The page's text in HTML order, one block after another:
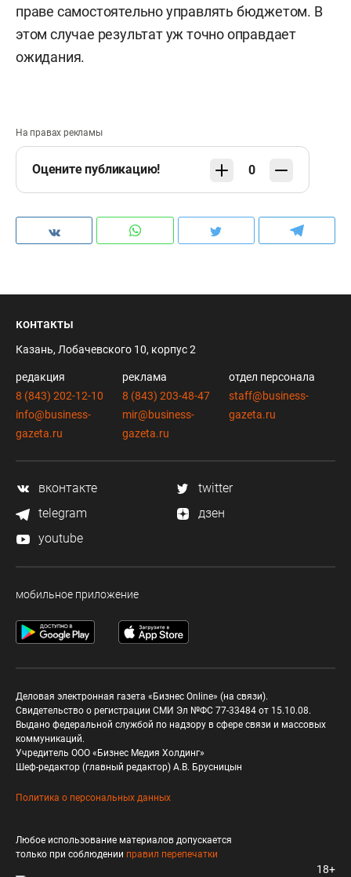
праве самостоятельно управлять бюджетом. В
этом случае результат уж точно оправдает
ожидания.
На правах рекламы
Оцените публикацию! 0
контакты
Казань, Лобачевского 10, корпус 2
редакция
8 (843) 202-12-10
info@business-
gazeta.ru
реклама
8 (843) 203-48-47
mir@business-
gazeta.ru
отдел персонала
staff@business-
gazeta.ru
вконтакте
twitter
telegram
дзен
youtube
мобильное приложение
Деловая электронная газета «Бизнес Online» (на связи).
Свидетельство о регистрации СМИ Эл №ФС 77-33484 от 15.10.08.
Выдано федеральной службой по надзору в сфере связи и массовых
коммуникаций.
Учредитель ООО «Бизнес Медия Холдинг»
Шеф-редактор (главный редактор) А.В. Брусницын
Политика о персональных данных
Любое использование материалов допускается
только при соблюдении правил перепечатки
18+